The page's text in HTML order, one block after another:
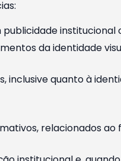
institucional
da identidade
inclusive quanto à
relacionados ao